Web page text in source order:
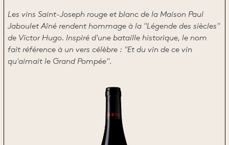
Les vins Saint-Joseph rouge et blanc de la Maison Paul
Jaboulet Aîné rendent hommage à la "Légende des siècles"
de Victor Hugo. Inspiré d'une bataille historique, le nom
fait référence à un vers célèbre : "Et du vin de ce vin
qu'aimait le Grand Pompée".